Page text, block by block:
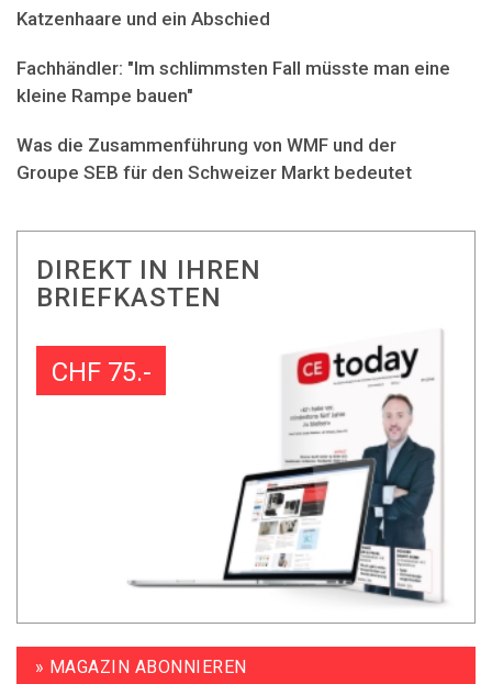
Katzenhaare und ein Abschied
Fachhändler: "Im schlimmsten Fall müsste man eine
kleine Rampe bauen"
Was die Zusammenführung von WMF und der
Groupe SEB für den Schweizer Markt bedeutet
DIREKT IN IHREN
BRIEFKASTEN
CHF 75.-
» MAGAZIN ABONNIEREN